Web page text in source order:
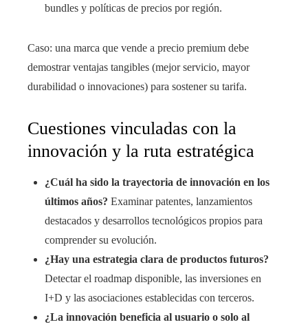
bundles y políticas de precios por región.
Caso: una marca que vende a precio premium debe
demostrar ventajas tangibles (mejor servicio, mayor
durabilidad o innovaciones) para sostener su tarifa.
Cuestiones vinculadas con la
innovación y la ruta estratégica
¿Cuál ha sido la trayectoria de innovación en los
últimos años? Examinar patentes, lanzamientos
destacados y desarrollos tecnológicos propios para
comprender su evolución.
¿Hay una estrategia clara de productos futuros?
Detectar el roadmap disponible, las inversiones en
I+D y las asociaciones establecidas con terceros.
¿La innovación beneficia al usuario o solo al